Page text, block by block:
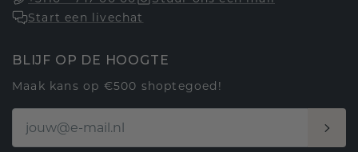
Start een livechat
BLIJF OP DE HOOGTE
Maak kans op €500 shoptegoed!